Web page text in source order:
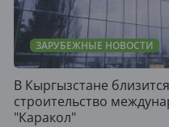
ЗАРУБЕЖНЫЕ НОВОСТИ
В Кыргызстане
строительство
"Каракол"